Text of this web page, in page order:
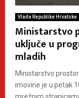
Vlada Republike Hrvatske
Ministarstvo
uključe u
mladih
Ministarstvo
imovine je u petak